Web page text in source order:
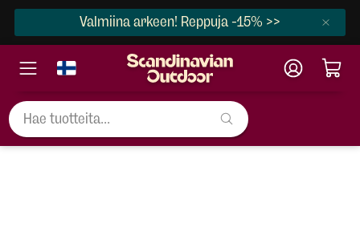
Valmiina arkeen! Reppuja -15% >>